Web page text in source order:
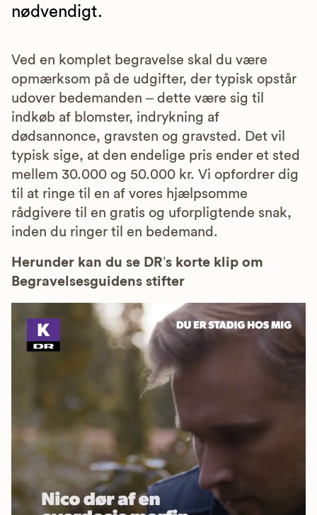
nødvendigt.
Ved en komplet begravelse skal du være
opmærksom på de udgifter, der typisk opstår
udover bedemanden – dette være sig til
indkøb af blomster, indrykning af
dødsannonce, gravsten og gravsted. Det vil
typisk sige, at den endelige pris ender et sted
mellem 30.000 og 50.000 kr. Vi opfordrer dig
til at ringe til en af vores hjælpsomme
rådgivere til en gratis og uforpligtende snak,
inden du ringer til en bedemand.
Herunder kan du se DR’s korte klip om
Begravelsesguidens stifter